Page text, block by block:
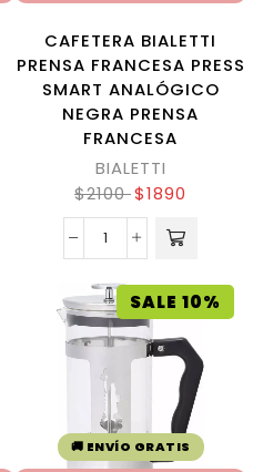
CAFETERA BIALETTI
PRENSA FRANCESA PRESS
SMART ANALÓGICO
NEGRA PRENSA
FRANCESA
BIALETTI
$2100 $1890
SALE 10%
🚚 ENVÍO GRATIS